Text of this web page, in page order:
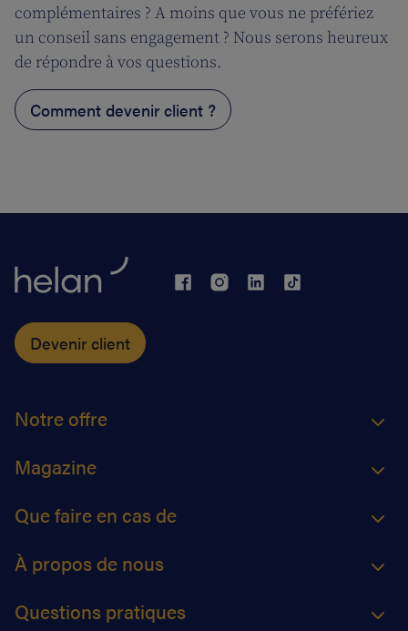
complémentaires ? A moins que vous ne préfériez
un conseil sans engagement ? Nous serons heureux
de répondre à vos questions.
Comment devenir client ?
Devenir client
Notre offre
Magazine
Que faire en cas de
À propos de nous
Questions pratiques